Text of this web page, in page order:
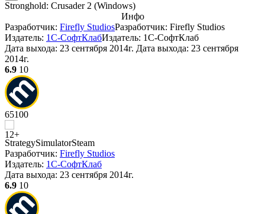
Stronghold: Crusader 2 (Windows)
Инфо
Разработчик: Firefly StudiosРазработчик: Firefly Studios
Издатель: 1С-СофтКлабИздатель: 1С-СофтКлаб
Дата выхода: 23 сентября 2014г. Дата выхода: 23 сентября
2014г.
6.9 10
65100
StrategySimulatorSteam
Разработчик: Firefly Studios
Издатель: 1С-СофтКлаб
Дата выхода: 23 сентября 2014г.
6.9 10